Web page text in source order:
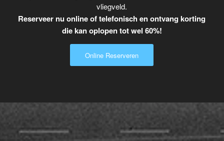
vliegveld.
Reserveer nu online of telefonisch en ontvang korting
die kan oplopen tot wel 60%!
Online Reserveren